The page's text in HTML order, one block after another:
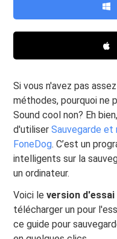
Si vous n'avez pas
méthodes, pourquoi ne
Sound cool non? Eh
d'utiliserSauvegarde et
FoneDog. C’est un
intelligents sur la
un ordinateur.
Voici leversion
télécharger un pour
ce guide pour